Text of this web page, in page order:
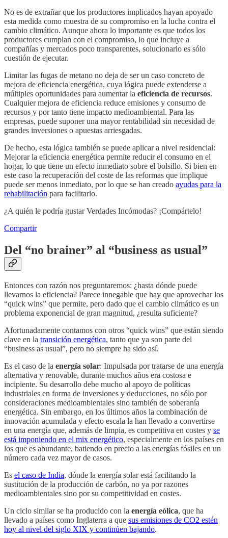
No es de extrañar que los productores implicados hayan apoyado
esta medida como muestra de su compromiso en la lucha contra el
cambio climático. Aunque ahora lo importante es que todos los
productores cumplan con el compromiso, lo que incluye a
compañías y mercados poco transparentes, solucionarlo es sólo
cuestión de ejecutar.
Limitar las fugas de metano no deja de ser un caso concreto de
mejora de eficiencia energética, cuya lógica puede extenderse a
múltiples oportunidades para aumentar la eficiencia de recursos.
Cualquier mejora de eficiencia reduce emisiones y consumo de
recursos y por tanto tiene impacto medioambiental. Para las
empresas, puede suponer una mayor rentabilidad sin necesidad de
grandes inversiones o apuestas arriesgadas.
De hecho, esta lógica también se puede aplicar a nivel residencial:
Mejorar la eficiencia energética permite reducir el consumo en el
hogar, lo que tiene un efecto inmediato sobre el bolsillo. Si bien en
este caso la recuperación del coste de las reformas que implique
puede ser menos inmediato, por lo que se han creado ayudas para la
rehabilitación para facilitarlo.
¿A quién le podría gustar Verdades Incómodas? ¡Compártelo!
Compartir
Del “no brainer” al “business as usual”
Entonces con razón nos preguntaremos: ¿hasta dónde puede
llevarnos la eficiencia? Parece innegable que hay que aprovechar los
“quick wins” que permite, pero dado que el cambio climático es un
problema exponencial de gran magnitud, ¿resulta suficiente?
Afortunadamente contamos con otros “quick wins” que están siendo
clave en la transición energética, tanto que ya son parte del
“business as usual”, pero no siempre ha sido así.
Es el caso de la energía solar: Impulsada por tratarse de una energía
alternativa y renovable, durante muchos años era costosa e
incipiente. Su desarrollo debe mucho al apoyo de políticas
industriales en forma de inversiones y deducciones, no sólo por
consideraciones medioambientales sino también de soberanía
energética. Sin embargo, en los últimos años la combinación de
innovación acumulada y efecto escala la han llevado a convertirse
en una energía que, además de limpia, es competitiva en costes y se
está imponiendo en el mix energético, especialmente en los países en
los que es abundante, batiendo en precio a las energías fósiles en un
número cada vez mayor de casos.
Es el caso de India, dónde la energía solar está facilitando la
sustitución de la producción de carbón, no ya por razones
medioambientales sino por su competitividad en costes.
Un ciclo similar se ha producido con la energía eólica, que ha
llevado a países como Inglaterra a que sus emisiones de CO2 estén
hoy al nivel del siglo XIX y continúen bajando.